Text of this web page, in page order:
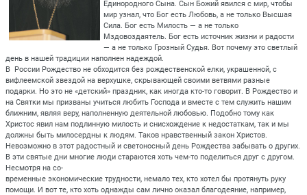
Единородного Сына. Сын Божий явился с мир, чтобы
мир узнал, что Бог есть Любовь, а не только Высшая
Сила. Бог есть Милость — а не только
Мздовоздаятель. Бог есть источник жизни и радости
— а не только Грозный Судья. Вот почему это светлый
день в нашей традиции наполнен надеждой.
В России Рождество не обходится без рождественской елки, украшенной, с
вифлеемской звездой на верхушке, скрывающей своими ветвями разные
подарки. Но это не «детский» праздник, как иногда кто-то говорит. В Рождество и
на Святки мы призваны учиться любить Господа и вместе с тем служить нашим
ближним, являя веру, наполненную деятельной любовью. Подобно тому как
Христос явил нам подлинную милость и снисхождение к недостаткам, так и мы
должны быть милосердны к людям. Таков нравственный закон Христов.
Невозможно в этот радостный и светоносный день Рождества забывать о других.
В эти святые дни многие люди стараются хоть чем-то поделиться друг с другом.
Несмотря на со-
временные экономические трудности, немало тех, кто хотел бы протянуть руку
помощи. И вот те, кто хоть однажды сам лично оказал благодеяние, например,